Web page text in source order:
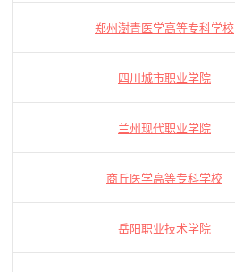
郑州澍青医学高等专科学校
四川城市职业学院
兰州现代职业学院
商丘医学高等专科学校
岳阳职业技术学院